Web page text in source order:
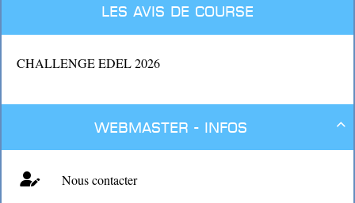
Les avis de course
CHALLENGE EDEL 2026

Webmaster - Infos
Nous contacter